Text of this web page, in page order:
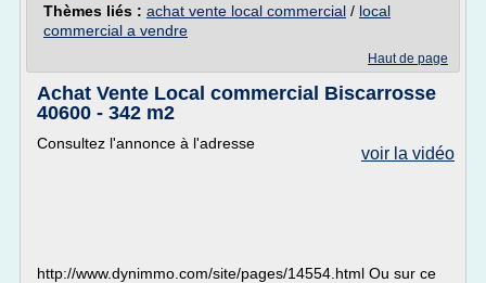
Thèmes liés : achat vente local commercial / local
commercial a vendre
Haut de page
Achat Vente Local commercial Biscarrosse
40600 - 342 m2
voir la vidéo
Consultez l'annonce à l'adresse
http://www.dynimmo.com/site/pages/14554.html Ou sur ce